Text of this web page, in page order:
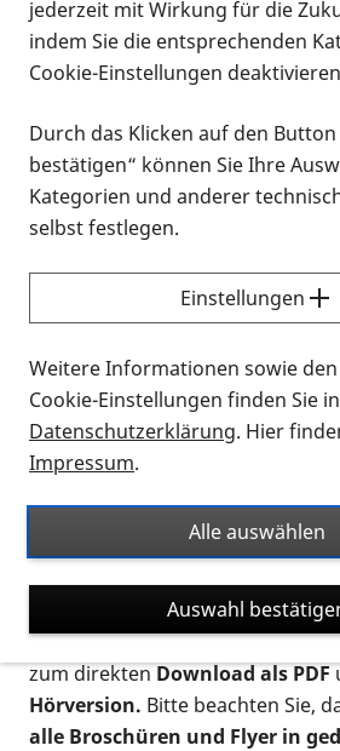
Infomaterial
Infomaterial
Vorlesen
Alle Infomaterialien in
Formaten an einem Ort
Sie möchten wissen, wie Sie
suchen und dieses bestellen
können? Schauen Sie sich die
Thema Infomaterial auf der PRO
für blinde und sehbehinderte
Auf dieser Seite finden Sie
Ort. Nutzen Sie den Formatfilter,
nach Flyern und Broschüren,
suchen. Die meisten Flyer und
verschiedenen Formaten
postalischen Bestellung als
zum direktenDownload als PDF
Hörversion. Bitte beachten Sie,
alle Broschüren und Flyer in
jederzeit mit Wirkung für die
indem Sie die entsprechenden
Cookie-Einstellungen
Durch das Klicken auf den Button
bestätigen“ können Sie Ihre
Kategorien und anderer
selbst festlegen.
Einstellungen
Weitere Informationen sowie den
Cookie-Einstellungen finden Sie
Datenschutzerklärung. Hier
Impressum.
Alle auswählen
Auswahl